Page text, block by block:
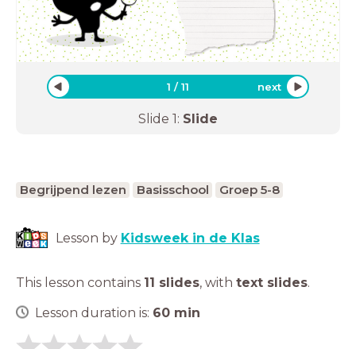
1 /11 next
Slide 1: Slide
Begrijpend lezen Basisschool Groep 5-8
Lesson by Kidsweek in de Klas
This lesson contains 11 slides, with text slides.
Lesson duration is: 60 min